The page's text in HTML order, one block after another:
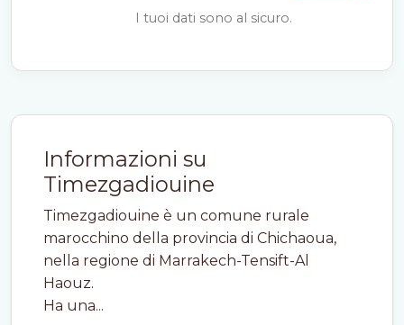
Informazioni su
Timezgadiouine
Timezgadiouine è un comune rurale
marocchino della provincia di Chichaoua,
nella regione di Marrakech-Tensift-Al
Haouz.
Ha una...
I tuoi dati sono al sicuro.